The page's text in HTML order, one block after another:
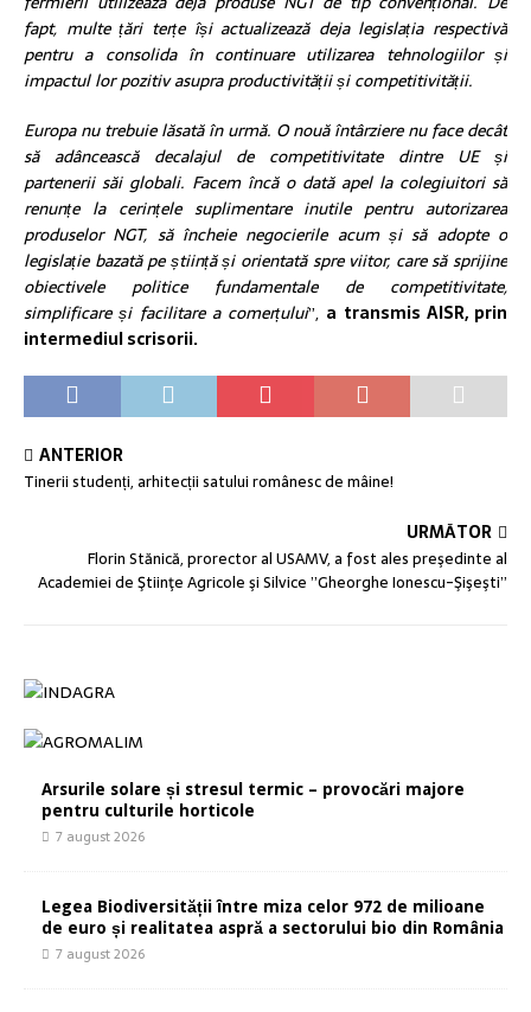
fapt, multe țări terțe își actualizează deja legislația respectivă
pentru a consolida în continuare utilizarea tehnologiilor și
impactul lor pozitiv asupra productivității și competitivității.
Europa nu trebuie lăsată în urmă. O nouă întârziere nu face decât
să adâncească decalajul de competitivitate dintre UE și
partenerii săi globali. Facem încă o dată apel la colegiuitori să
renunțe la cerințele suplimentare inutile pentru autorizarea
produselor NGT, să încheie negocierile acum și să adopte o
legislație bazată pe știință și orientată spre viitor, care să sprijine
obiectivele politice fundamentale de competitivitate,
simplificare și facilitare a comerțului”, a transmis AISR, prin
intermediul scrisorii.
ANTERIOR
Tinerii studenți, arhitecții satului românesc de mâine!
URMĂTOR
Florin Stănică, prorector al USAMV, a fost ales preşedinte al
Academiei de Ştiinţe Agricole şi Silvice ”Gheorghe Ionescu-Şişeşti”
Arsurile solare și stresul termic – provocări majore
pentru culturile horticole
7 august 2026
Legea Biodiversității între miza celor 972 de milioane
de euro și realitatea aspră a sectorului bio din România
7 august 2026